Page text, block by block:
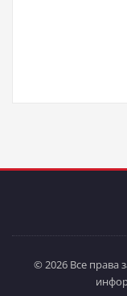
© 2026 Все права